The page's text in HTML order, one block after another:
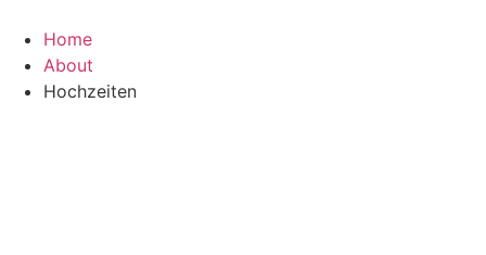
Home
About
Hochzeiten